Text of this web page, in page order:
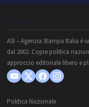
CHI SIAMO
ASI – Agenzia Stampa Italia
dal 2002. Copre politica
approccio editoriale libero e
Politica Nazionale